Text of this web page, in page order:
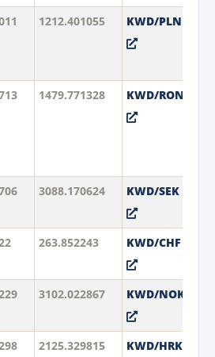
1212.401055 KWD/PLN
1479.771328 KWD/RON
3088.170624 KWD/SEK
263.852243 KWD/CHF
3102.022867 KWD/NOK
2125.329815 KWD/HRK